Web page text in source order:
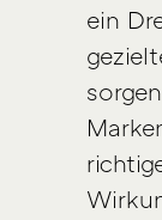
ein